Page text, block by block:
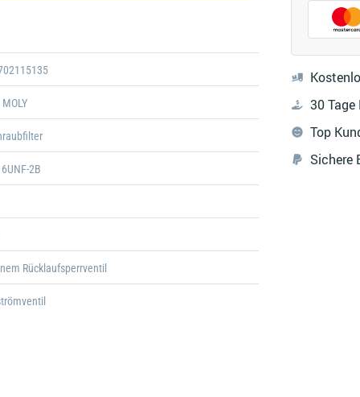
Galerie
öffnen
30
Top
Sichere
2B
Rücklaufsperrventil